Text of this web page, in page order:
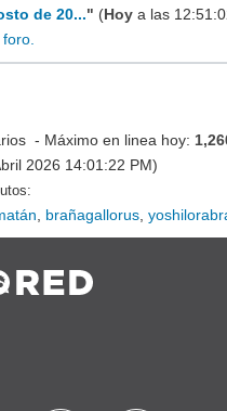
de 20..." (Hoy a las
- Máximo en linea hoy:
2026 14:01:22 PM)
brañagallorus